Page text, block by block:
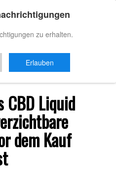
kaufen
Liquid
dem Kauf
zu erhalten.
Erlauben